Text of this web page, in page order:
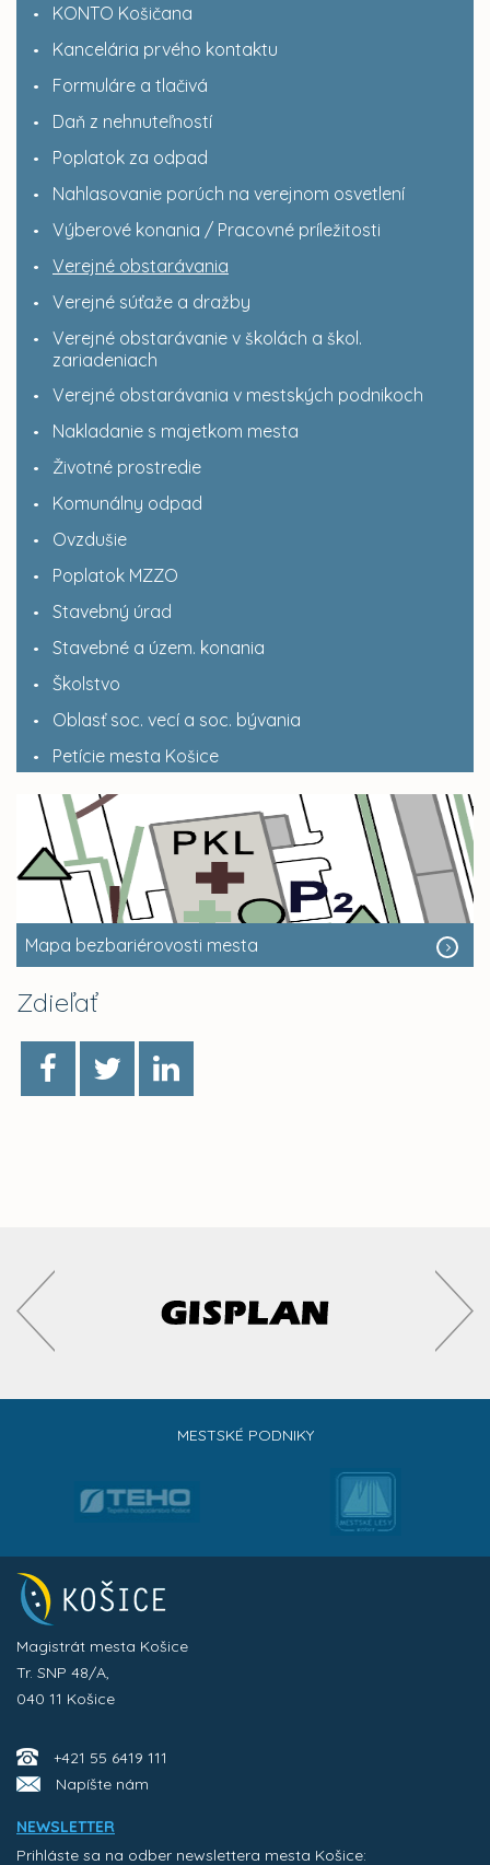
KONTO Košičana
Kancelária prvého kontaktu
Formuláre a tlačivá
Daň z nehnuteľností
Poplatok za odpad
Nahlasovanie porúch na verejnom osvetlení
Výberové konania / Pracovné príležitosti
Verejné obstarávania
Verejné súťaže a dražby
Verejné obstarávanie v školách a škol.
zariadeniach
Verejné obstarávania v mestských podnikoch
Nakladanie s majetkom mesta
Životné prostredie
Komunálny odpad
Ovzdušie
Poplatok MZZO
Stavebný úrad
Stavebné a územ. konania
Školstvo
Oblasť soc. vecí a soc. bývania
Petície mesta Košice
Mapa bezbariérovosti mesta
Zdieľať
MESTSKÉ PODNIKY
Magistrát mesta Košice
Tr. SNP 48/A,
040 11 Košice
+421 55 6419 111
Napíšte nám
NEWSLETTER
Prihláste sa na odber newslettera mesta Košice: